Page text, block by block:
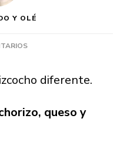
Y OLÉ
EN
CON
Y
diferente.
queso y